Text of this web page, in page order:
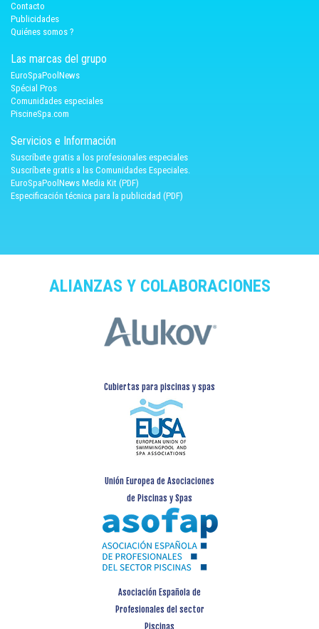
Contacto
Publicidades
Quiénes somos ?
Las marcas del grupo
EuroSpaPoolNews
Spécial Pros
Comunidades especiales
PiscineSpa.com
Servicios e Información
Suscríbete gratis a los profesionales especiales
Suscríbete gratis a las Comunidades Especiales.
EuroSpaPoolNews Media Kit (PDF)
Especificación técnica para la publicidad (PDF)
ALIANZAS Y COLABORACIONES
Cubiertas para piscinas y spas
Unión Europea de Asociaciones
de Piscinas y Spas
Asociación Española de
Profesionales del sector
Piscinas